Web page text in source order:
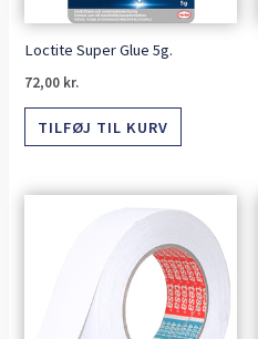
Loctite Super Glue 5g.
72,00 kr.
TILFØJ TIL KURV